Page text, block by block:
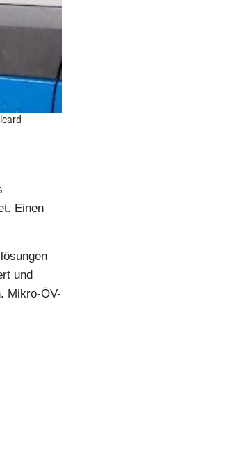
Einen
und
Mikro-ÖV-